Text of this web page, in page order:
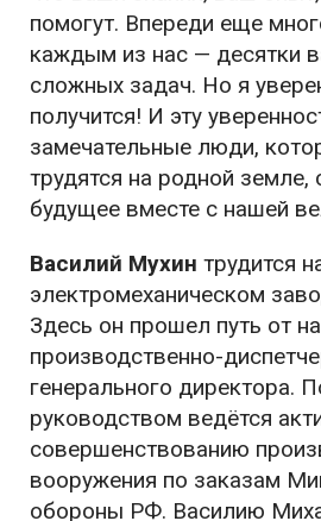
помогут. Впереди еще
каждым из нас — десятки
сложных задач. Но я
получится! И эту
замечательные люди,
трудятся на родной земле,
будущее вместе с нашей
Василий Мухин трудится
электромеханическом
Здесь он прошел путь от
производственно-
генерального директора.
руководством ведётся
совершенствованию
вооружения по заказам
обороны РФ. Василию